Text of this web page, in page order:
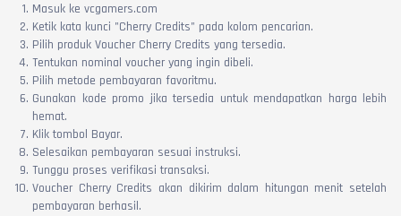
Masuk ke vcgamers.com
Ketik kata kunci "Cherry Credits" pada kolom pencarian.
Pilih produk Voucher Cherry Credits yang tersedia.
Tentukan nominal voucher yang ingin dibeli.
Pilih metode pembayaran favoritmu.
Gunakan kode promo jika tersedia untuk mendapatkan harga lebih
hemat.
Klik tombol Bayar.
Selesaikan pembayaran sesuai instruksi.
Tunggu proses verifikasi transaksi.
Voucher Cherry Credits akan dikirim dalam hitungan menit setelah
pembayaran berhasil.